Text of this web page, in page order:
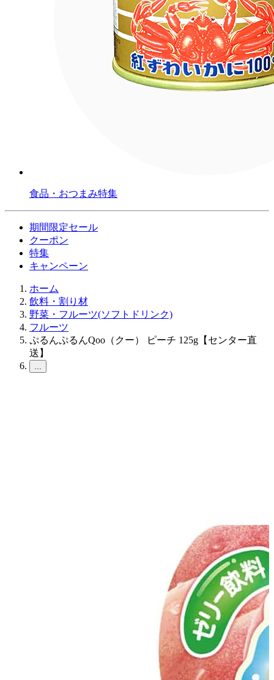
食品・おつまみ特集
期間限定セール
クーポン
特集
キャンペーン
ホーム
飲料・割り材
野菜・フルーツ(ソフトドリンク)
フルーツ
ぷるんぷるんQoo（クー） ピーチ 125g【センター直
送】
...